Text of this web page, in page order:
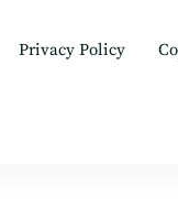
Privacy Policy